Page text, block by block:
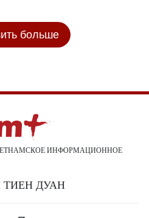
больше
ИНФОРМАЦИОННОЕ
ТИЕН ДУАН